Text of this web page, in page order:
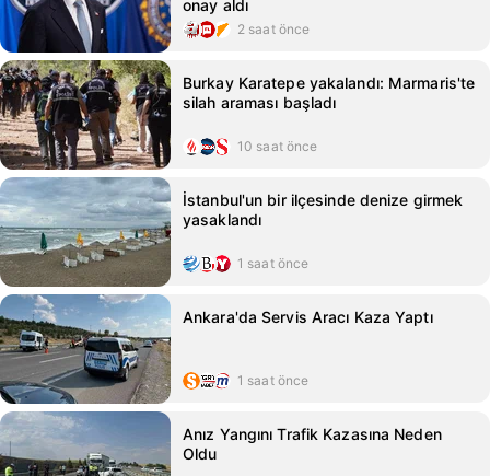
onay aldı
2 saat önce
Burkay Karatepe yakalandı: Marmaris'te
silah araması başladı
10 saat önce
İstanbul'un bir ilçesinde denize girmek
yasaklandı
1 saat önce
Ankara'da Servis Aracı Kaza Yaptı
1 saat önce
Anız Yangını Trafik Kazasına Neden
Oldu